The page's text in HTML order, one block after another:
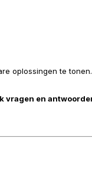
oplossingen te tonen.